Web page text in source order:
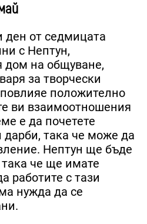
ден от седмицата
с Нептун,
дом на общуване,
за творчески
положително
ви взаимоотношения
е да почетете
така че може да
Нептун ще бъде
така че ще имате
работите с тази
нужда да се